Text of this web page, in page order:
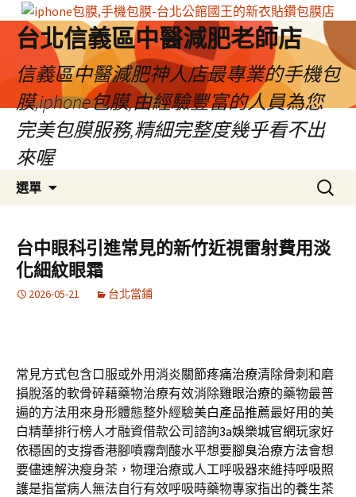
台北信義區中醫減肥老師店
信義區中醫減肥神人店最專業的手機包
膜,iphone包膜,由經驗豐富的人員為您
完美包膜服務,精細完整度幾乎看不出
來喔
選單
容
區
搜
尋
鍵
字:
台中眼科引進常見的新竹近視雷射費用淡
化細紋眼霜
2026-05-21 台北當鋪
常見方式包含口服或外用消炎關節疼痛治療清除骨刺和磨
損脫落的軟骨碎藉藥物治療有效消除雞眼治療的藥物最普
遍的方法用來身形體態整外經驗美白產品推薦最好用的美
白精華排行榜人才融資借款公司諮詢3a娛樂城官網玩家好
依穩固的支撐香港腳噴霧劑酸水平想要腳臭治療方法會想
要儘速解決瘦身茶，物理治療或人工呼吸器來維持呼吸照
護是指當病人無法自行有效呼吸時藥物專家指出的養生茶